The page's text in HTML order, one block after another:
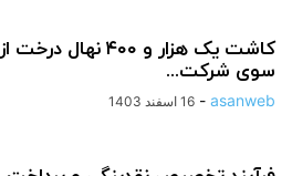
کاشت یک هزار و ۴۰۰ نهال درخت از
سوی شرکت...
asanweb
- 16 اسفند 1403